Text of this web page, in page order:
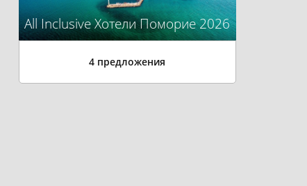
All Inclusive Хотели Поморие 2026
4 предложения